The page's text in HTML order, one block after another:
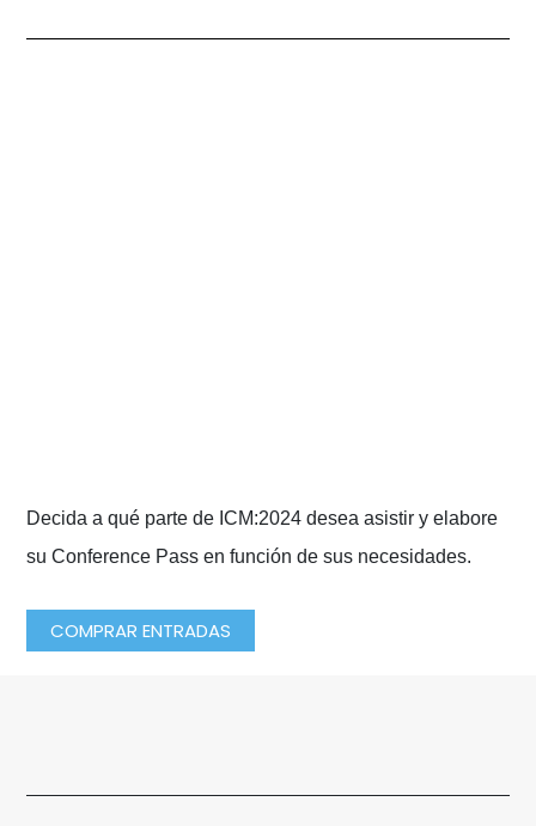
Decida a qué parte de ICM:2024 desea asistir y elabore
su Conference Pass en función de sus necesidades.
COMPRAR ENTRADAS